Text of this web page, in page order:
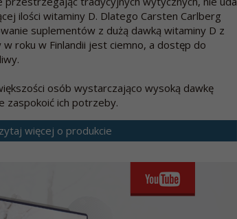
ilości witaminy D. Dlatego Carsten Carlberg
suplementów z dużą dawką witaminy D z
w roku w Finlandii jest ciemno, a dostęp do
osób wystarczająco wysoką dawkę
zaspokoić ich potrzeby.
więcej o produkcie